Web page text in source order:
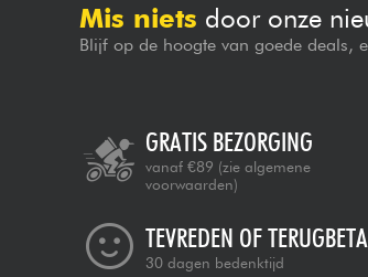
Mis niets door onze
Blijf op de hoogte van goede deals,
GRATIS BEZORGING
vanaf €89 (zie algemene
voorwaarden)
TEVREDEN OF
30 dagen bedenktijd